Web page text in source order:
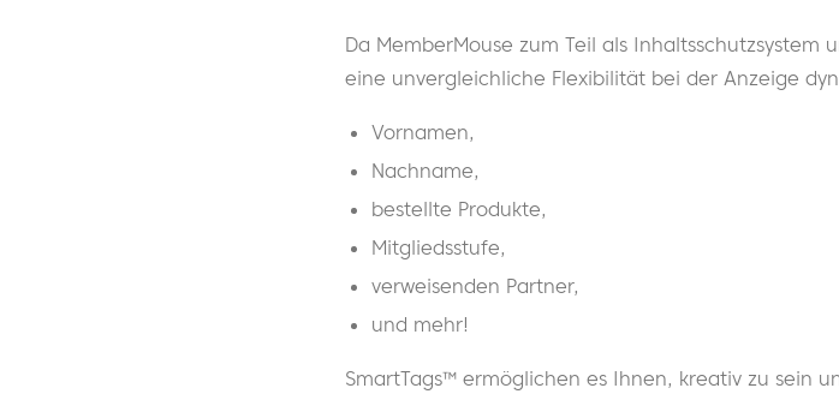
Da MemberMouse zum Teil als Inhaltsschutzsystem
eine unvergleichliche Flexibilität bei der Anzeige
Vornamen,
Nachname,
bestellte Produkte,
Mitgliedsstufe,
verweisenden Partner,
und mehr!
SmartTags™ ermöglichen es Ihnen, kreativ zu sein